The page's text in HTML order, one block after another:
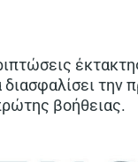
βοήθειας.